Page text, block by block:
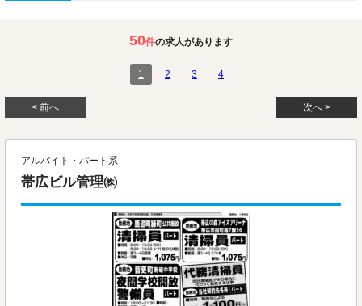
50件の求人があります
< 前へ
1 2 3 4
次へ >
アルバイト・パート系
帯広ビル管理㈱